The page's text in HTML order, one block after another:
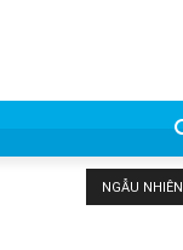
NGẪU NHIÊN